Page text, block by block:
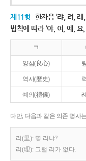
제11항 한자음 ‘랴, 려,
법칙에 따라 ‘야, 여, 예,
ㄱ
양심(良心)
역사(歷史)
예의(禮儀)
다만, 다음과 같은 의존 명사
리(里): 몇 리냐?
리(理): 그럴 리가 없다.